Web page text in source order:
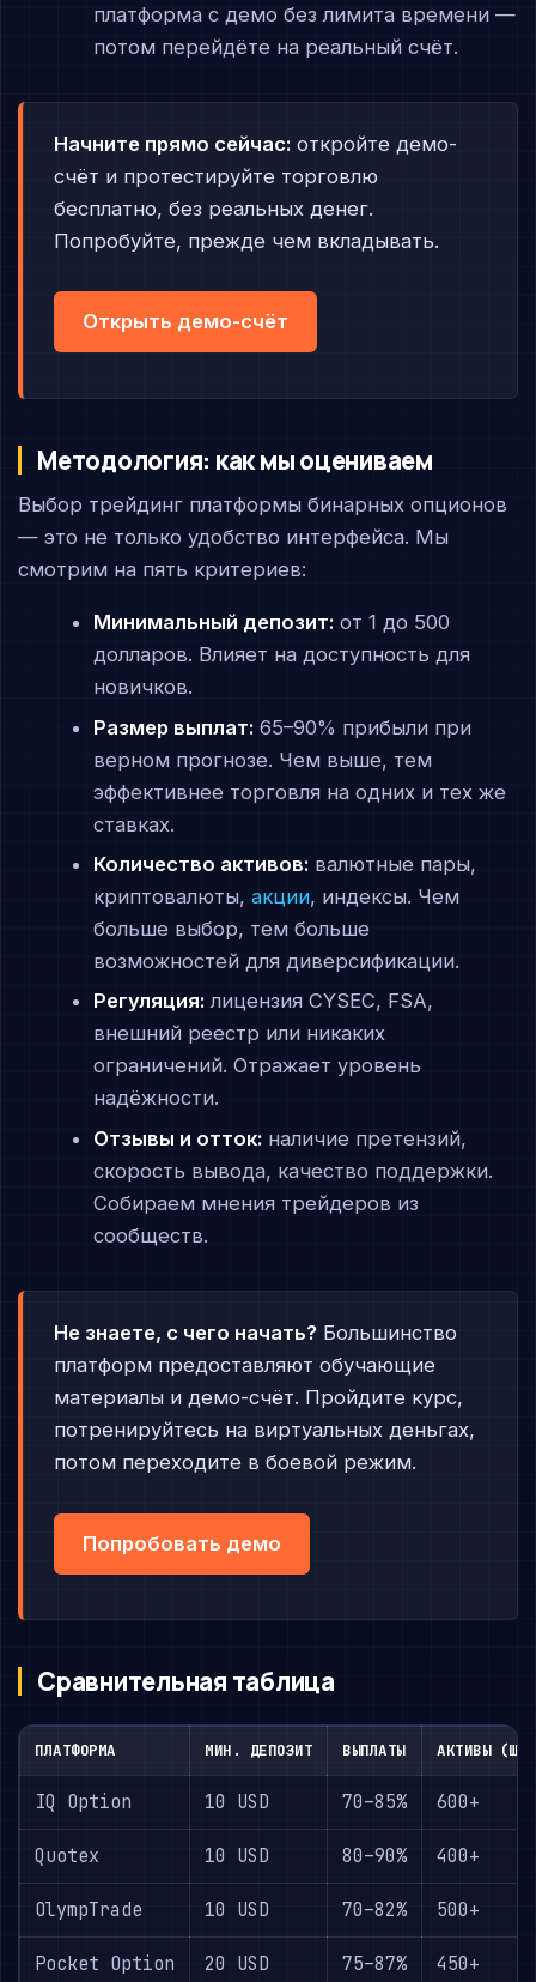
платформа с демо без лимита времени —
потом перейдёте на реальный счёт.
Начните прямо сейчас: откройте демо-
счёт и протестируйте торговлю
бесплатно, без реальных денег.
Попробуйте, прежде чем вкладывать.
Открыть демо-счёт
Методология: как мы оцениваем
Выбор трейдинг платформы бинарных опционов
— это не только удобство интерфейса. Мы
смотрим на пять критериев:
Минимальный депозит:от 1 до 500
долларов. Влияет на доступность для
новичков.
Размер выплат:65–90% прибыли при
верном прогнозе. Чем выше, тем
эффективнее торговля на одних и тех же
ставках.
Количество активов:валютные пары,
криптовалюты, акции, индексы. Чем
больше выбор, тем больше
возможностей для диверсификации.
Регуляция:лицензия CYSEC, FSA,
внешний реестр или никаких
ограничений. Отражает уровень
надёжности.
Отзывы и отток:наличие претензий,
скорость вывода, качество поддержки.
Собираем мнения трейдеров из
сообществ.
Не знаете, с чего начать? Большинство
платформ предоставляют обучающие
материалы и демо-счёт. Пройдите курс,
потренируйтесь на виртуальных деньгах,
потом переходите в боевой режим.
Попробовать демо
Сравнительная таблица
ПЛАТФОРМА МИН. ДЕПОЗИТ ВЫПЛАТЫ АКТИВЫ
IQ Option 10 USD 70–85% 600+
Quotex 10 USD 80–90% 400+
OlympTrade 10 USD 70–82% 500+
Pocket Option 20 USD 75–87% 450+